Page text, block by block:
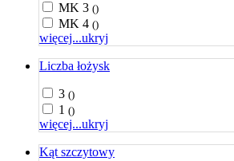
MK 3 ()
MK 4 ()
więcej...ukryj
Liczba łożysk
3 ()
1 ()
więcej...ukryj
Kąt szczytowy